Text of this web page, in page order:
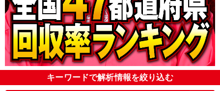
キーワードで解析情報を絞り込む